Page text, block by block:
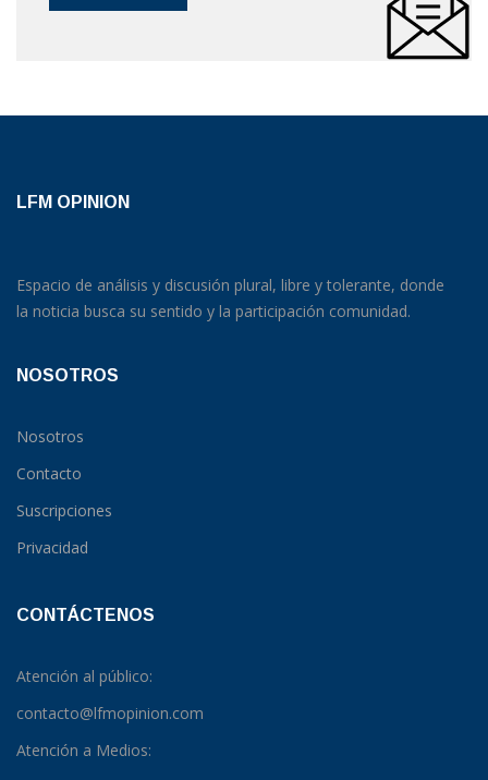
LFM OPINION
Espacio de análisis y discusión plural, libre y tolerante, donde
la noticia busca su sentido y la participación comunidad.
NOSOTROS
Nosotros
Contacto
Suscripciones
Privacidad
CONTÁCTENOS
Atención al público:
contacto@lfmopinion.com
Atención a Medios: